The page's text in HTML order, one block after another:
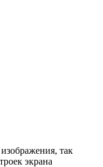
так
экрана